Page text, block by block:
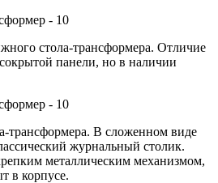
стола-трансформера. Отличие
панели, но в наличии
трансформера. В сложенном виде
журнальный столик.
металлическим механизмом,
в корпусе.